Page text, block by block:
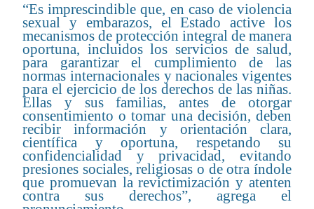
“Es imprescindible que, en caso de violencia
sexual y embarazos, el Estado active los
mecanismos de protección integral de manera
oportuna, incluidos los servicios de salud,
para garantizar el cumplimiento de las
normas internacionales y nacionales vigentes
para el ejercicio de los derechos de las niñas.
Ellas y sus familias, antes de otorgar
consentimiento o tomar una decisión, deben
recibir información y orientación clara,
científica y oportuna, respetando su
confidencialidad y privacidad, evitando
presiones sociales, religiosas o de otra índole
que promuevan la revictimización y atenten
contra sus derechos”, agrega el